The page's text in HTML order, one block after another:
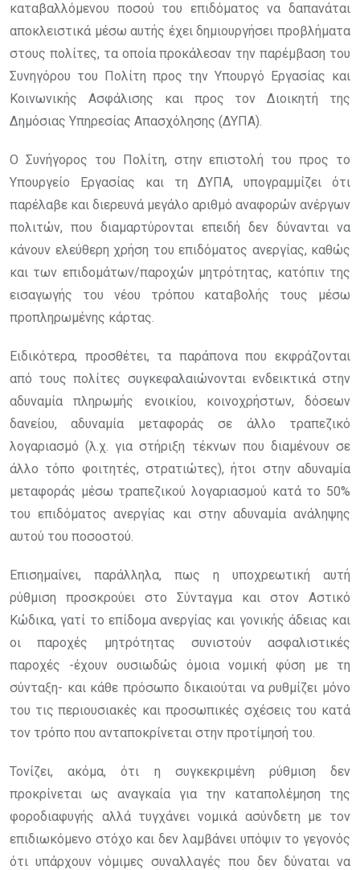
καταβαλλόμενου ποσού του επιδόματος να δαπανάται
αποκλειστικά μέσω αυτής έχει δημιουργήσει προβλήματα
στους πολίτες, τα οποία προκάλεσαν την παρέμβαση του
Συνηγόρου του Πολίτη προς την Υπουργό Εργασίας και
Κοινωνικής Ασφάλισης και προς τον Διοικητή της
Δημόσιας Υπηρεσίας Απασχόλησης (ΔΥΠΑ).
Ο Συνήγορος του Πολίτη, στην επιστολή του προς το
Υπουργείο Εργασίας και τη ΔΥΠΑ, υπογραμμίζει ότι
παρέλαβε και διερευνά μεγάλο αριθμό αναφορών ανέργων
πολιτών, που διαμαρτύρονται επειδή δεν δύνανται να
κάνουν ελεύθερη χρήση του επιδόματος ανεργίας, καθώς
και των επιδομάτων/παροχών μητρότητας, κατόπιν της
εισαγωγής του νέου τρόπου καταβολής τους μέσω
προπληρωμένης κάρτας.
Ειδικότερα, προσθέτει, τα παράπονα που εκφράζονται
από τους πολίτες συγκεφαλαιώνονται ενδεικτικά στην
αδυναμία πληρωμής ενοικίου, κοινοχρήστων, δόσεων
δανείου, αδυναμία μεταφοράς σε άλλο τραπεζικό
λογαριασμό (λ.χ. για στήριξη τέκνων που διαμένουν σε
άλλο τόπο φοιτητές, στρατιώτες), ήτοι στην αδυναμία
μεταφοράς μέσω τραπεζικού λογαριασμού κατά το 50%
του επιδόματος ανεργίας και στην αδυναμία ανάληψης
αυτού του ποσοστού.
Επισημαίνει, παράλληλα, πως η υποχρεωτική αυτή
ρύθμιση προσκρούει στο Σύνταγμα και στον Αστικό
Κώδικα, γατί το επίδομα ανεργίας και γονικής άδειας και
οι παροχές μητρότητας συνιστούν ασφαλιστικές
παροχές -έχουν ουσιωδώς όμοια νομική φύση με τη
σύνταξη- και κάθε πρόσωπο δικαιούται να ρυθμίζει μόνο
του τις περιουσιακές και προσωπικές σχέσεις του κατά
τον τρόπο που ανταποκρίνεται στην προτίμησή του.
Τονίζει, ακόμα, ότι η συγκεκριμένη ρύθμιση δεν
προκρίνεται ως αναγκαία για την καταπολέμηση της
φοροδιαφυγής αλλά τυγχάνει νομικά ασύνδετη με τον
επιδιωκόμενο στόχο και δεν λαμβάνει υπόψιν το γεγονός
ότι υπάρχουν νόμιμες συναλλαγές που δεν δύναται να